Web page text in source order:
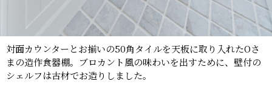
対面カウンターとお揃いの50角タイルを天板に取り入れたOさ
まの造作食器棚。ブロカント風の味わいを出すために、壁付の
シェルフは古材でお造りしました。